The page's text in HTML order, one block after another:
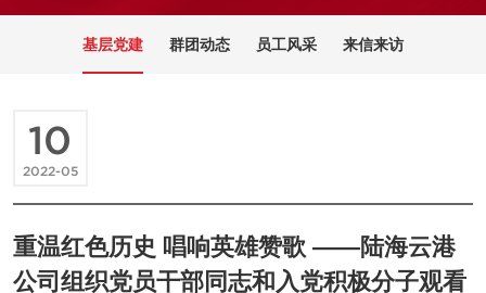
基层党建 群团动态 员工风采 来信来访
10
2022-05
重温红色历史 唱响英雄赞歌 ——陆海云港
公司组织党员干部同志和入党积极分子观看